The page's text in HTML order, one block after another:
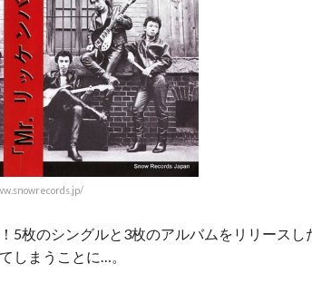
5枚のシングルと3枚のアルバムをリリース
しまうことに…。